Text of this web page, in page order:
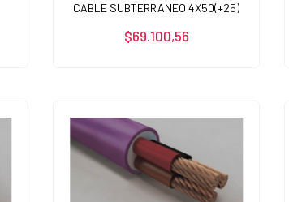
CABLE SUBTERRANEO 4X50(+25)
$69.100,56